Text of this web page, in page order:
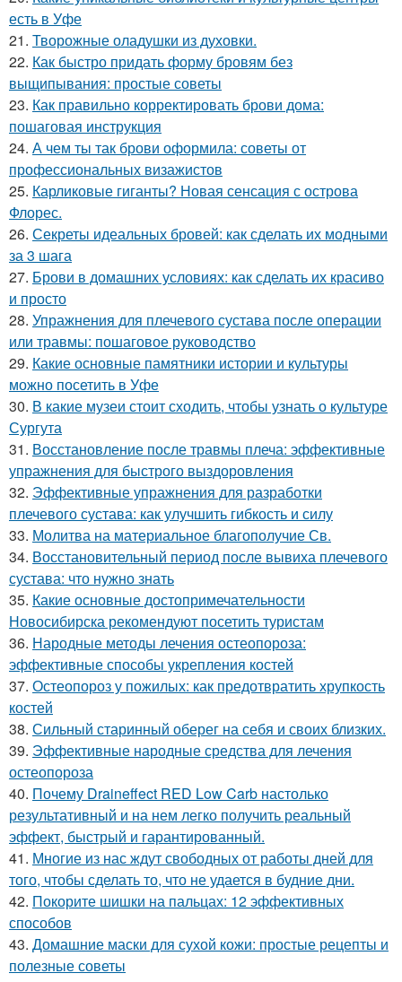
есть в Уфе
21. Творожные оладушки из духовки.
22. Как быстро придать форму бровям без
выщипывания: простые советы
23. Как правильно корректировать брови дома:
пошаговая инструкция
24. А чем ты так брови оформила: советы от
профессиональных визажистов
25. Карликовые гиганты? Новая сенсация с острова
Флорес.
26. Секреты идеальных бровей: как сделать их модными
за 3 шага
27. Брови в домашних условиях: как сделать их красиво
и просто
28. Упражнения для плечевого сустава после операции
или травмы: пошаговое руководство
29. Какие основные памятники истории и культуры
можно посетить в Уфе
30. В какие музеи стоит сходить, чтобы узнать о культуре
Сургута
31. Восстановление после травмы плеча: эффективные
упражнения для быстрого выздоровления
32. Эффективные упражнения для разработки
плечевого сустава: как улучшить гибкость и силу
33. Молитва на материальное благополучие Св.
34. Восстановительный период после вывиха плечевого
сустава: что нужно знать
35. Какие основные достопримечательности
Новосибирска рекомендуют посетить туристам
36. Народные методы лечения остеопороза:
эффективные способы укрепления костей
37. Остеопороз у пожилых: как предотвратить хрупкость
костей
38. Сильный старинный оберег на себя и своих близких.
39. Эффективные народные средства для лечения
остеопороза
40. Почему Draineffect RED Low Carb настолько
результативный и на нем легко получить реальный
эффект, быстрый и гарантированный.
41. Многие из нас ждут свободных от работы дней для
того, чтобы сделать то, что не удается в будние дни.
42. Покорите шишки на пальцах: 12 эффективных
способов
43. Домашние маски для сухой кожи: простые рецепты и
полезные советы